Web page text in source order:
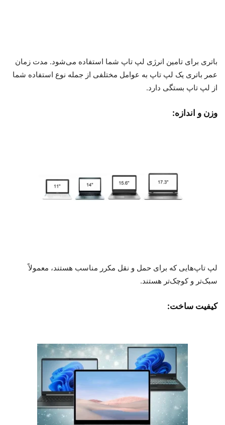
باتری برای تامین انرژی لپ تاپ شما استفاده می‌شود. مدت زمان
عمر باتری یک لپ تاپ به عوامل مختلفی از جمله نوع استفاده شما
از لپ تاپ بستگی دارد.
وزن و اندازه:
لپ تاپ‌هایی که برای حمل و نقل مکرر مناسب هستند، معمولاً
سبک‌تر و کوچک‌تر هستند.
کیفیت ساخت: